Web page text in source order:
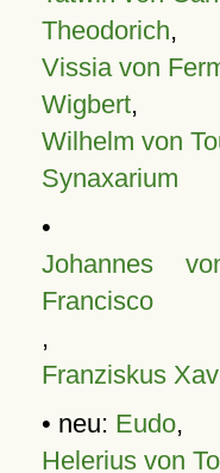
Theodorich,
Vissia von
Wigbert,
Wilhelm von
Synaxarium
•
Johannes
Francisco
,
Franziskus
• neu: Eudo,
Helerius von